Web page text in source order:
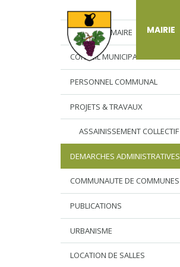
MAIRIE
L’EDITO DU MAIRE
CONSEIL MUNICIPAL
PERSONNEL COMMUNAL
PROJETS & TRAVAUX
ASSAINISSEMENT COLLECTIF
DEMARCHES ADMINISTRATIVES
COMMUNAUTE DE COMMUNES
PUBLICATIONS
URBANISME
LOCATION DE SALLES